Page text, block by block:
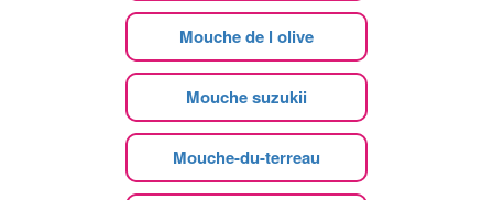
Mouche de l olive
Mouche suzukii
Mouche-du-terreau